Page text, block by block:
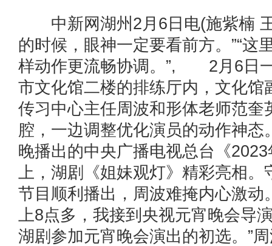
中新网湖州2月6日电(施紫楠
的时候，眼神一定要看前方。”“这
样动作更流畅协调。”, 2月6日
市文化馆二楼的排练厅内，文化馆
传习中心主任周波和形体老师范奎
腔，一边调整优化演员的动作
晚播出的中央广播电视总台《
上，湖剧《姐妹观灯》精彩亮相
节目顺利播出，周波难掩内心激
上8点多，我接到央视元宵晚会导
湖剧参加元宵晚会演出的初选。”